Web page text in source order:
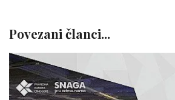
Povezani članci...